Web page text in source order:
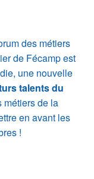
des métiers
de Fécamp est
une nouvelle
talents du
métiers de la
en avant les
!